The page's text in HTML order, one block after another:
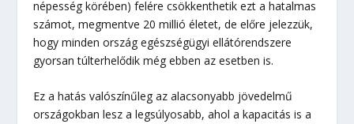
népesség körében) felére csökkenthetik ezt a hatalmas
számot, megmentve 20 millió életet, de előre jelezzük,
hogy minden ország egészségügyi ellátórendszere
gyorsan túlterhelődik még ebben az esetben is.
Ez a hatás valószínűleg az alacsonyabb jövedelmű
országokban lesz a legsúlyosabb, ahol a kapacitás is a